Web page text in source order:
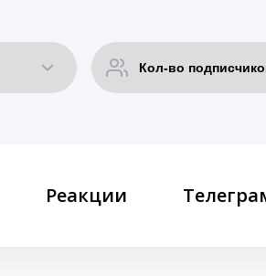
Реакции